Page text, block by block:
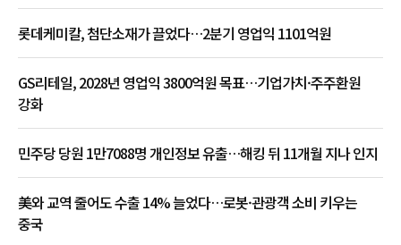
롯데케미칼, 첨단소재가 끌었다…2분기 영업익 1101억원
GS리테일, 2028년 영업익 3800억원 목표…기업가치·주주환원
강화
민주당 당원 1만7088명 개인정보 유출…해킹 뒤 11개월 지나 인지
美와 교역 줄어도 수출 14% 늘었다…로봇·관광객 소비 키우는
중국